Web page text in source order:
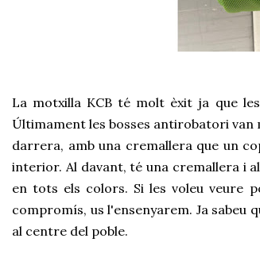
La motxilla KCB té molt èxit ja que
Últimament les bosses antirobatori
darrera, amb una cremallera que un
interior. Al davant, té una cremallera i
en tots els colors. Si les voleu veure
compromís, us l'ensenyarem. Ja sabeu
al centre del poble.